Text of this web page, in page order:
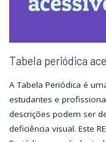
Tabela periódica
A Tabela Periódica é
estudantes e
descrições podem ser
deficiência visual. Este